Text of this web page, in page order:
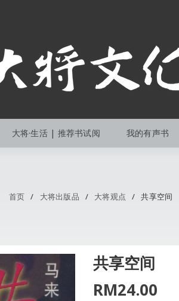
大将·生活 | 推荐书试阅 我的有声书
首页 / 大将出版品 / 大将观点 / 共享空间
共享空间
RM24.00